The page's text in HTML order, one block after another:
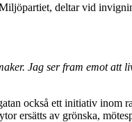
deltar vid
Jag ser fram emot att
också ett initiativ
ersätts av grönska,